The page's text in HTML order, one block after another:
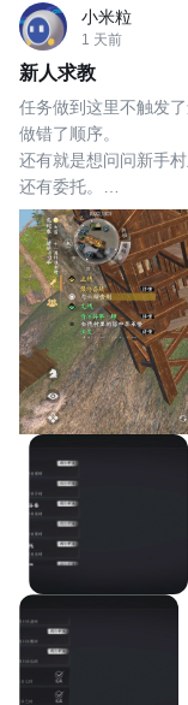
小米粒
1 天前
新人求教
任务做到这里不触发
做错了顺序。
还有就是想问问新手
还有委托。
我感觉是不是我主线